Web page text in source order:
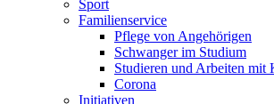
Sport
Familienservice
Pflege von Angehörigen
Schwanger im Studium
Studieren und Arbeiten mit
Corona
Initiativen